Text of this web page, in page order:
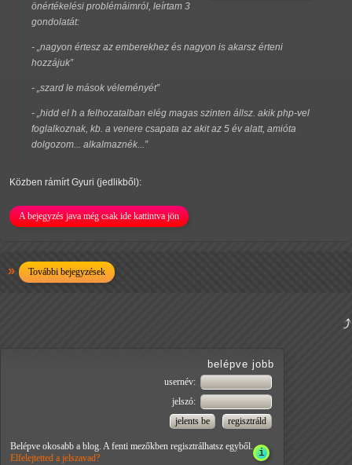
önértékelési problémáimról, leírtam 3
gondolatát:
- nagyon értesz az emberekhez és nagyon is akarsz érteni
hozzájuk
- szard le mások véleményét
- hidd el h a felhozatalban elég magas szinten állsz. akik php-vel
foglalkoznak, kb. a venere csapata az akit az 5 év alatt, amióta
dolgozom... alkalmaznék...
Közben rámírt Gyuri (jedlikből):
A bejegyzés java még csak ide kattintva jön
További bejegyzések
belépve jobb
usernév:
jelszó:
Belépve okosabb a blog. A fenti mezőkben regisztrálhatsz egyből.
Elfelejtetted a jelszavad?